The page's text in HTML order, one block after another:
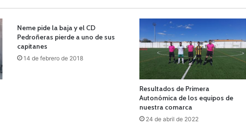
Neme pide la baja y el CD
Pedroñeras pierde a uno de sus
capitanes
14 de febrero de 2018
Resultados de Primera
Autonómica de los equipos de
nuestra comarca
24 de abril de 2022